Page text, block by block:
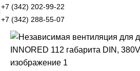
+7 (342) 202-99-22
+7 (342) 288-55-07